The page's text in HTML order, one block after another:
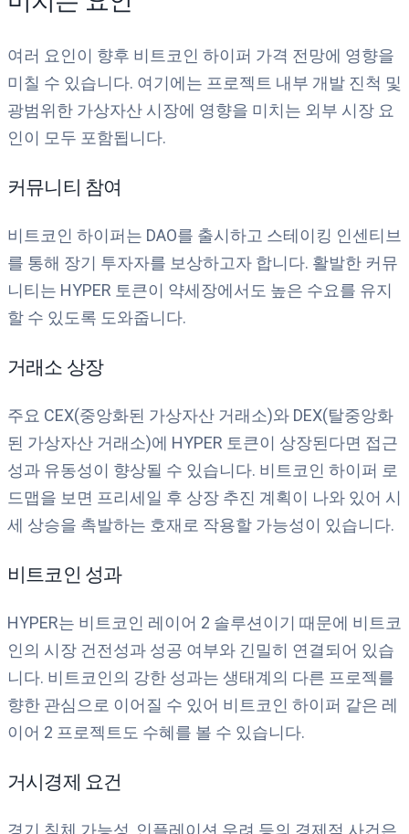
여러 요인이 향후 비트코인 하이퍼 가격 전망에 영향을
미칠 수 있습니다. 여기에는 프로젝트 내부 개발 진척 및
광범위한 가상자산 시장에 영향을 미치는 외부 시장 요
인이 모두 포함됩니다.
커뮤니티 참여
비트코인 하이퍼는 DAO를 출시하고 스테이킹 인센티브
를 통해 장기 투자자를 보상하고자 합니다. 활발한 커뮤
니티는 HYPER 토큰이 약세장에서도 높은 수요를 유지
할 수 있도록 도와줍니다.
거래소 상장
주요 CEX(중앙화된 가상자산 거래소)와 DEX(탈중앙화
된 가상자산 거래소)에 HYPER 토큰이 상장된다면 접근
성과 유동성이 향상될 수 있습니다. 비트코인 하이퍼 로
드맵을 보면 프리세일 후 상장 추진 계획이 나와 있어 시
세 상승을 촉발하는 호재로 작용할 가능성이 있습니다.
비트코인 성과
HYPER는 비트코인 레이어 2 솔루션이기 때문에 비트코
인의 시장 건전성과 성공 여부와 긴밀히 연결되어 있습
니다. 비트코인의 강한 성과는 생태계의 다른 프로젝를
향한 관심으로 이어질 수 있어 비트코인 하이퍼 같은 레
이어 2 프로젝트도 수혜를 볼 수 있습니다.
거시경제 요건